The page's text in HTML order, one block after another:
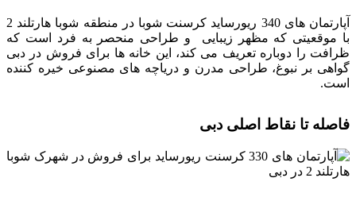
آپارتمان های 340 ریورساید کرسنت شوبا در منطقه شوبا هارتلند 2
با موقعیتی که مظهر زیبایی و طراحی منحصر به فرد است که
ظرافت را دوباره تعریف می کند، این خانه ها برای فروش در دبی
گواهی بر نبوغ، طراحی مدرن و دریاچه های مصنوعی خیره کننده
است.
فاصله تا نقاط اصلی دبی